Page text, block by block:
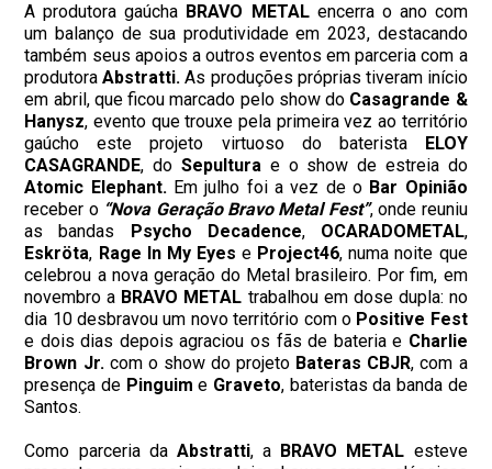
A produtora gaúcha BRAVO METAL encerra o ano com
um balanço de sua produtividade em 2023, destacando
também seus apoios a outros eventos em parceria com a
produtoraAbstratti.As produções próprias tiveram início
em abril, que ficou marcado pelo show do Casagrande &
Hanysz, evento que trouxe pela primeira vez ao território
gaúcho este projeto virtuoso do baterista ELOY
CASAGRANDE, do Sepultura e o show de estreia do
Atomic Elephant. Em julho foi a vez de o Bar Opinião
receber o “Nova Geração Bravo Metal Fest”, onde reuniu
as bandas Psycho Decadence, OCARADOMETAL,
Eskröta, Rage In My Eyes e Project46, numa noite que
celebrou a nova geração do Metal brasileiro. Por fim, em
novembro a BRAVO METAL trabalhou em dose dupla: no
dia 10 desbravou um novo território com o Positive Fest
e dois dias depois agraciou os fãs de bateria e Charlie
Brown Jr. com o show do projeto Bateras CBJR, com a
presença de Pinguime Graveto, bateristas da banda de
Santos.
Como parceria da Abstratti, a BRAVO METAL esteve